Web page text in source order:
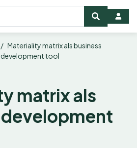
Materiality matrix als business
development tool
matrix als